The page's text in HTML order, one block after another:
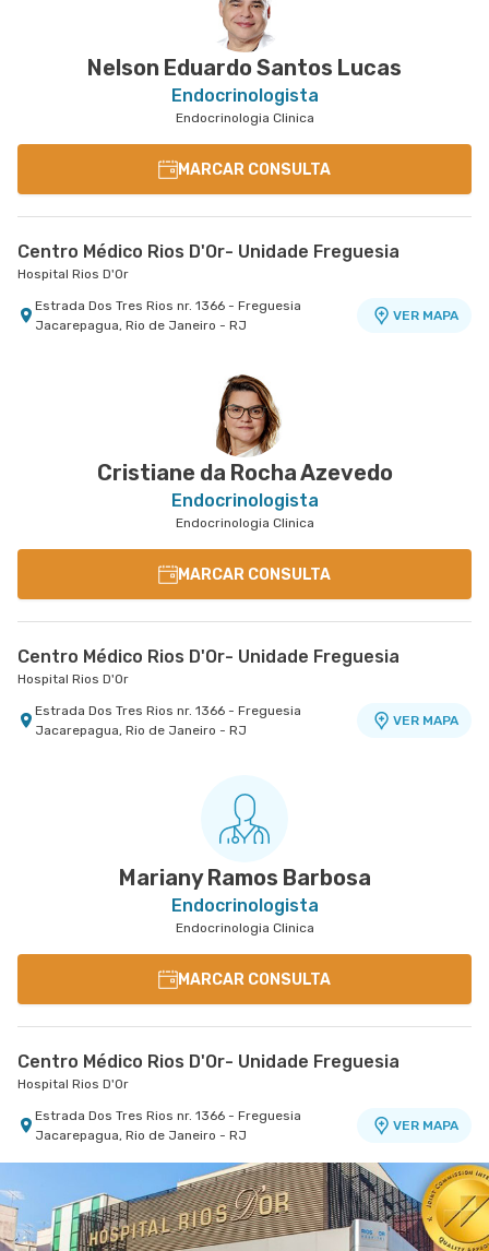
Nelson Eduardo Santos Lucas
Endocrinologista
Endocrinologia Clinica
MARCAR CONSULTA
Centro Médico Rios D'Or- Unidade Freguesia
Hospital Rios D'Or
Estrada Dos Tres Rios nr. 1366 - Freguesia
Jacarepagua, Rio de Janeiro - RJ
VER MAPA
Cristiane da Rocha Azevedo
Endocrinologista
Endocrinologia Clinica
MARCAR CONSULTA
Centro Médico Rios D'Or- Unidade Freguesia
Hospital Rios D'Or
Estrada Dos Tres Rios nr. 1366 - Freguesia
Jacarepagua, Rio de Janeiro - RJ
VER MAPA
Mariany Ramos Barbosa
Endocrinologista
Endocrinologia Clinica
MARCAR CONSULTA
Centro Médico Rios D'Or- Unidade Freguesia
Hospital Rios D'Or
Estrada Dos Tres Rios nr. 1366 - Freguesia
Jacarepagua, Rio de Janeiro - RJ
VER MAPA